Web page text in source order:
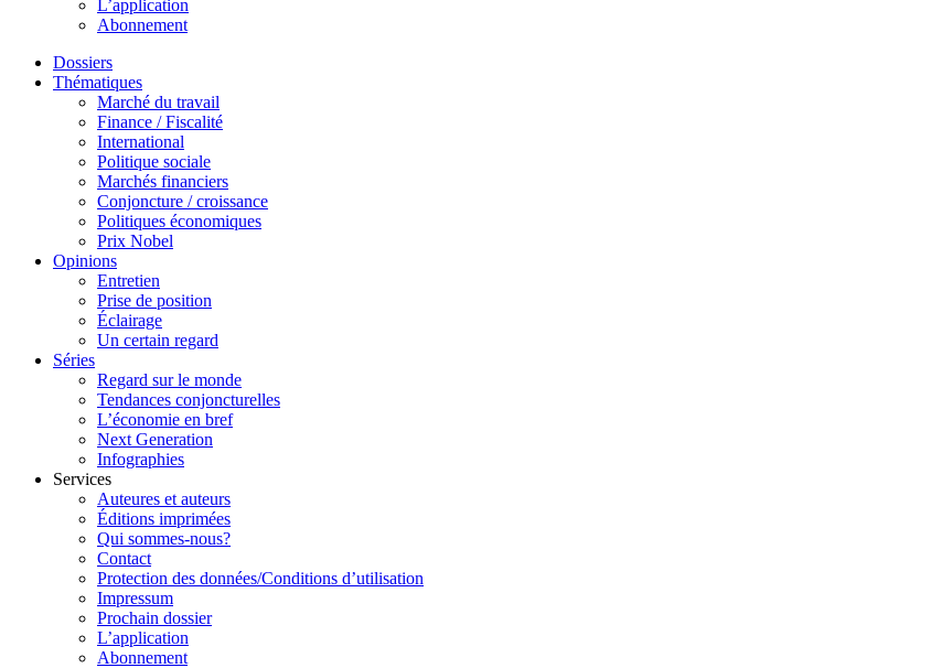
L’application
Abonnement
Dossiers
Thématiques
Marché du travail
Finance / Fiscalité
International
Politique sociale
Marchés financiers
Conjoncture / croissance
Politiques économiques
Prix Nobel
Opinions
Entretien
Prise de position
Éclairage
Un certain regard
Séries
Regard sur le monde
Tendances conjoncturelles
L’économie en bref
Next Generation
Infographies
Services
Auteures et auteurs
Éditions imprimées
Qui sommes-nous?
Contact
Protection des données/Conditions d’utilisation
Impressum
Prochain dossier
L’application
Abonnement